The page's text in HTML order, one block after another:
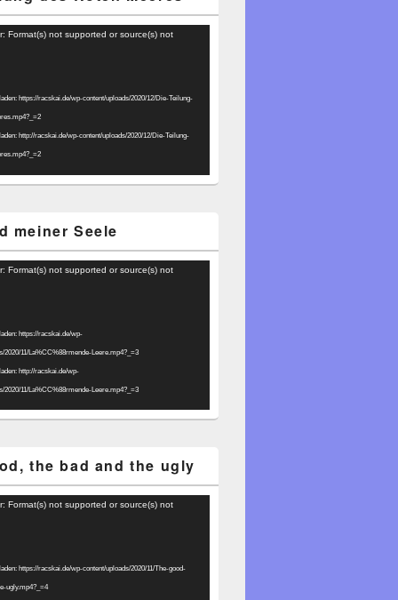
Format(s) not supported or source(s) not
https://racskai.de/wp-content/uploads/2020/12/Die-Teilung-
http://racskai.de/wp-content/uploads/2020/12/Die-Teilung-
meiner Seele
Format(s) not supported or source(s) not
https://racskai.de/wp-
2020/11/La%CC%88rmende-Leere.mp4?_=3
http://racskai.de/wp-
2020/11/La%CC%88rmende-Leere.mp4?_=3
the bad and the ugly
Format(s) not supported or source(s) not
https://racskai.de/wp-content/uploads/2020/11/The-good-
ugly.mp4?_=4